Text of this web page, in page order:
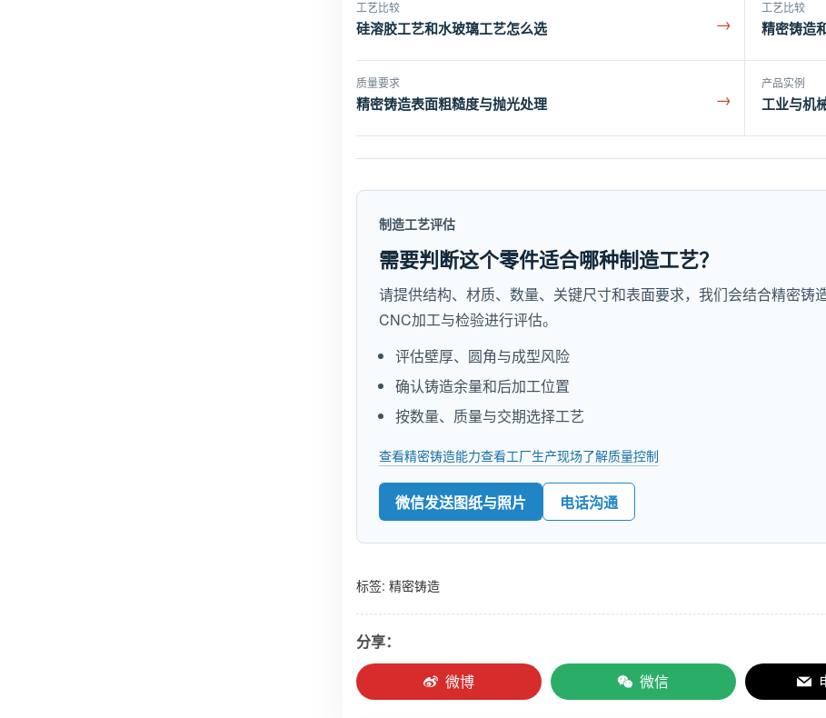
工艺比较
硅溶胶工艺和水玻璃工艺怎么选 →
工艺比较
精密铸造
质量要求
精密铸造表面粗糙度与抛光处理 →
产品实例
工业与机
制造工艺评估
需要判断这个零件适合哪种制造工艺？
请提供结构、材质、数量、关键尺寸和表面要求，我们会结合精密铸
CNC加工与检验进行评估。
评估壁厚、圆角与成型风险
确认铸造余量和后加工位置
按数量、质量与交期选择工艺
查看精密铸造能力查看工厂生产现场了解质量控制
微信发送图纸与照片 电话沟通
标签: 精密铸造
分享：
微博
微信